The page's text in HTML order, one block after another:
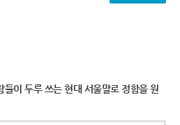
들이 두루 쓰는 현대 서울말로 정함을 원